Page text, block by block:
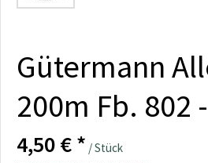
Gütermann
200m Fb. 802
4,50 € * / Stück